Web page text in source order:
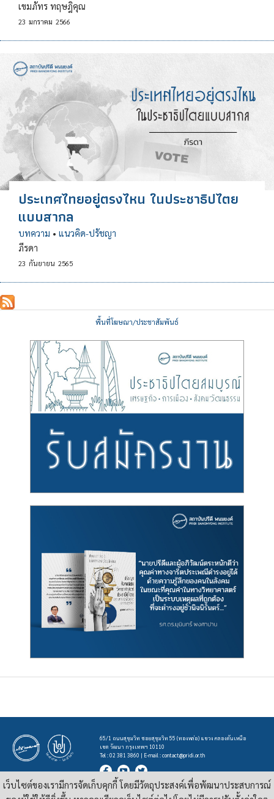
เขมภัทร ทฤษฎิคุณ
23 มกราคม 2566
ประเทศไทยอยู่ตรงไหน ในประชาธิปไตย
แบบสากล
บทความ • แนวคิด-ปรัชญา
ภีรดา
23 กันยายน 2565
พื้นที่โฆษณา/ประชาสัมพันธ์
65/1 ถนนสุขุมวิท ซอยสุขุมวิท 55 (ทองหล่อ) แขวง คลองตันเหนือ
เขต วัฒนา กรุงเทพฯ 10110
Tel : 02 381 3860 | E-mail :contact@pridi.or.th
บทความ รูปภาพ และสื่ออื่นๆ ที่มีสัญลักษณ์ของสถาบันปรีดี พนมยงค์ ในเว็บไซต์https://pridi.or.th
เว็บไซต์ของเรามีการจัดเก็บคุกกี้ โดยมีวัตถุประสงค์เพื่อพัฒนาประสบการณ์